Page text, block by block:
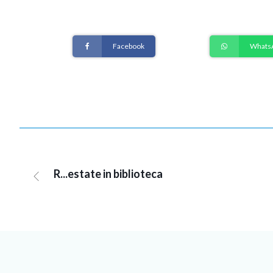
Facebook
R...estate in biblioteca